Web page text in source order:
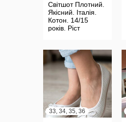
Світшот Плотний.
Якісний. Італія.
Котон. 14/15
років. Ріст
33, 34, 35, 36